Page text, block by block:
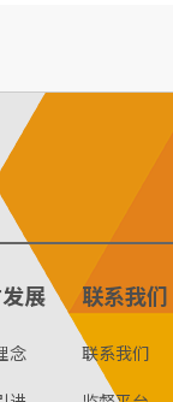
展
念
联系我们
联系我们